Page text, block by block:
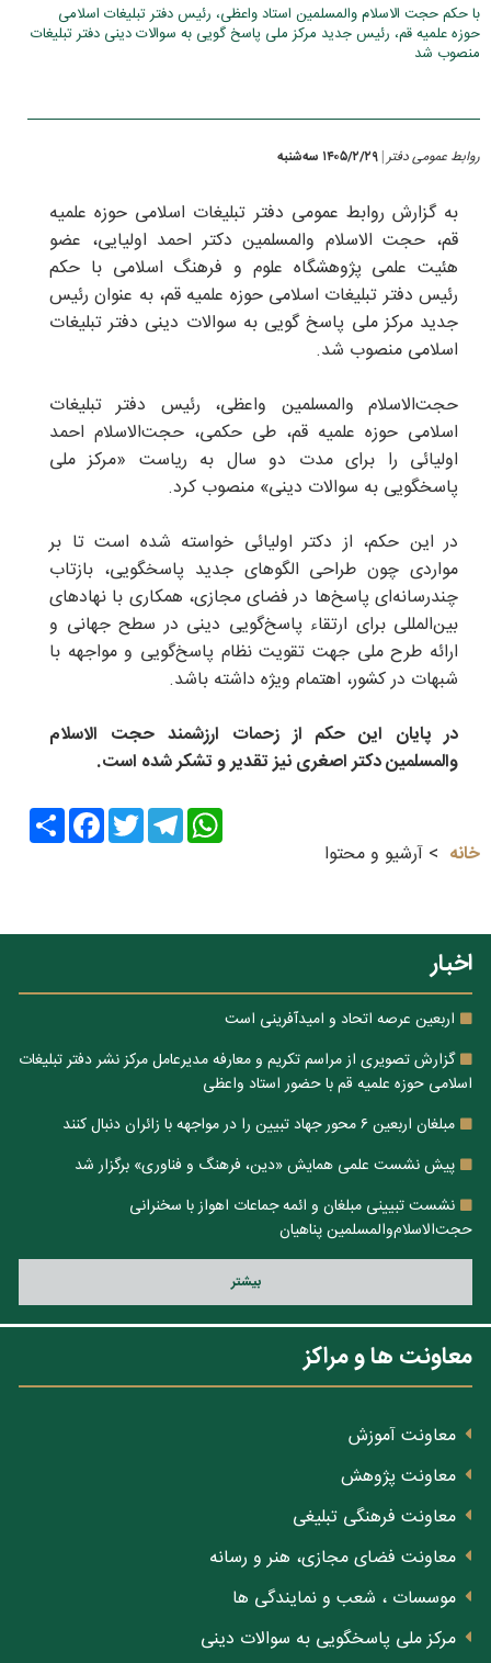
با حکم حجت الاسلام والمسلمین استاد واعظی، رئیس دفتر تبلیغات اسلامی
حوزه علمیه قم، رئیس جدید مرکز ملی پاسخ گویی به سوالات دینی دفتر تبلیغات
منصوب شد
روابط عمومی دفتر | ۱۴۰۵/۲/۲۹ سه‌شنبه
به گزارش روابط عمومی دفتر تبلیغات اسلامی حوزه علمیه
قم، حجت الاسلام والمسلمین دکتر احمد اولیایی، عضو
هئیت علمی پژوهشگاه علوم و فرهنگ اسلامی با حکم
رئیس دفتر تبلیغات اسلامی حوزه علمیه قم، به عنوان رئیس
جدید مرکز ملی پاسخ گویی به سوالات دینی دفتر تبلیغات
اسلامی منصوب شد.
حجت‌الاسلام والمسلمین واعظی، رئیس دفتر تبلیغات
اسلامی حوزه علمیه قم، طی حکمی، حجت‌الاسلام احمد
اولیائی را برای مدت دو سال به ریاست «مرکز ملی
پاسخگویی به سوالات دینی» منصوب کرد.
در این حکم، از دکتر اولیائی خواسته شده است تا بر
مواردی چون طراحی الگوهای جدید پاسخگویی، بازتاب
چندرسانه‌ای پاسخ‌ها در فضای مجازی، همکاری با نهادهای
بین‌المللی برای ارتقاء پاسخ‌گویی دینی در سطح جهانی و
ارائه طرح ملی جهت تقویت نظام پاسخ‌گویی و مواجهه با
شبهات در کشور، اهتمام ویژه داشته باشد.
در پایان این حکم از زحمات ارزشمند حجت الاسلام
والمسلمین دکتر اصغری نیز تقدیر و تشکر شده است.
Share
FacebookTwitter
Telegram
WhatsApp
خانه
آرشیو و محتوا
اخبار
اربعین عرصه اتحاد و امیدآفرینی است
گزارش تصویری از مراسم تکریم و معارفه مدیرعامل مرکز نشر دفتر تبلیغات
اسلامی حوزه علمیه قم با حضور استاد واعظی
مبلغان اربعین ۶ محور جهاد تبیین را در مواجهه با زائران دنبال کنند
پیش نشست علمی همایش «دین، فرهنگ و فناوری» برگزار شد
نشست تبیینی مبلغان و ائمه جماعات اهواز با سخنرانی
حجت‌الاسلام‌والمسلمین پناهیان
بيشتر
معاونت ها و مراکز
معاونت آموزش
معاونت پژوهش
معاونت فرهنگی تبلیغی
معاونت فضای مجازی، هنر و رسانه
موسسات ، شعب و نمایندگی ها
مرکز ملی پاسخگویی به سوالات دینی